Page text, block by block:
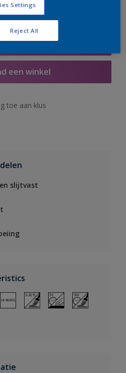
een winkel
toe aan klus
slijtvast
Settings
Reject All